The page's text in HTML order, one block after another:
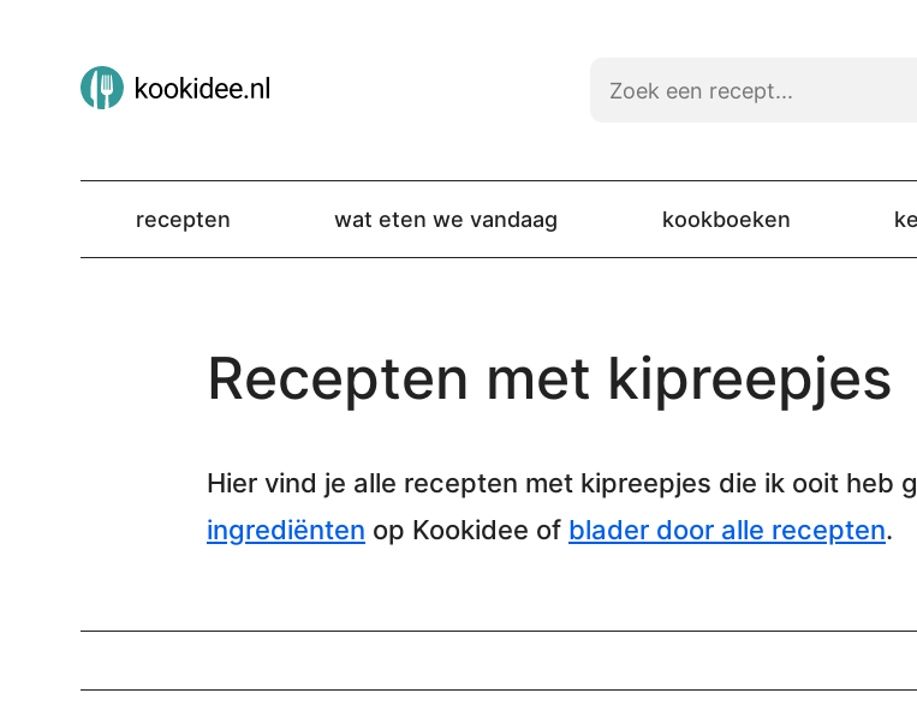
recepten wat eten we vandaag kookboeken
Recepten met kipreepjes
Hier vind je alle recepten met kipreepjes die ik ooit heb
ingrediënten op Kookidee of blader door alle recepten.